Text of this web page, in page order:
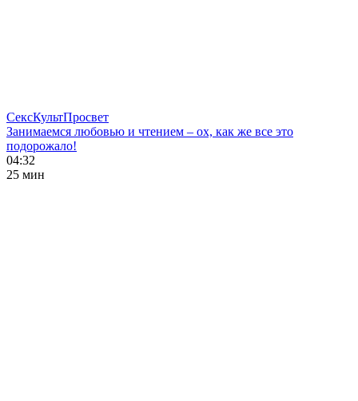
СексКультПросвет
Занимаемся любовью и чтением – ох, как же все это
подорожало!
04:32
25 мин